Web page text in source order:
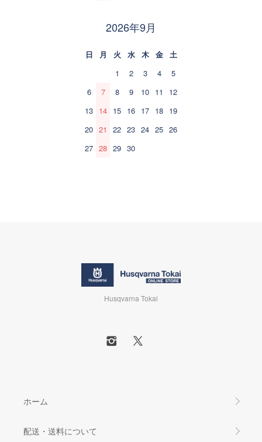
2026年9月
日 月 火 水 木 金
土
1
2 3 4
5
6
7 8 9 10 11
12
13 14 15 16 17 18 19
20 21 22 23 24 25 26
27 28 29 30
Husqvarna Tokai
ホーム
配送・送料について